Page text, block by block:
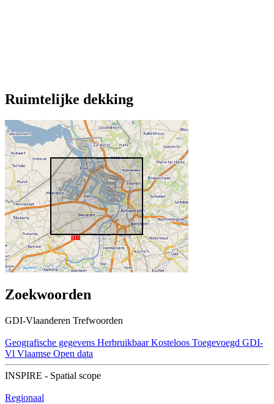
Ruimtelijke dekking
Zoekwoorden
GDI-Vlaanderen Trefwoorden
Geografische gegevens Herbruikbaar Kosteloos Toegevoegd GDI-
Vl Vlaamse Open data
INSPIRE - Spatial scope
Regionaal